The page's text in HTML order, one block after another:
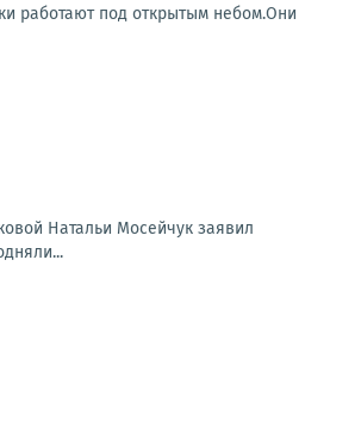
работают под открытым небом.Они
Натальи Мосейчук заявил